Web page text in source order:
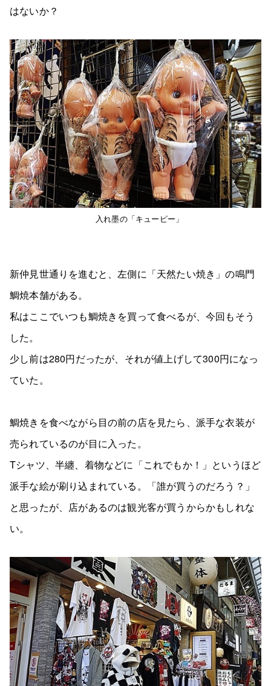
はないか？
入れ墨の「キューピー」
新仲見世通りを進むと、左側に「天然たい焼き」の鳴門
鯛焼本舗がある。
私はここでいつも鯛焼きを買って食べるが、今回もそう
した。
少し前は280円だったが、それが値上げして300円になっ
ていた。
鯛焼きを食べながら目の前の店を見たら、派手な衣装が
売られているのが目に入った。
Tシャツ、半纏、着物などに「これでもか！」というほど
派手な絵が刷り込まれている。「誰が買うのだろう？」
と思ったが、店があるのは観光客が買うからかもしれな
い。